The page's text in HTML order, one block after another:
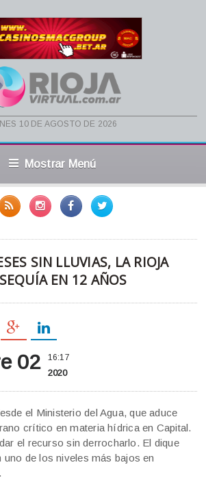
10 de agosto de 2026
Mostrar Menú
SIN LLUVIAS, LA RIOJA
EN 12 AÑOS
02 16:17
2020
el Ministerio del Agua, que aduce
crítico en materia hídrica en Capital.
el recurso sin derrocharlo. El dique
uno de los niveles más bajos en